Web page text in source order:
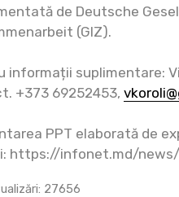
27656
de Deutsche
(GIZ).
informații suplimentare:
+373 69252453,
PPT elaborată de
https://infonet.md/